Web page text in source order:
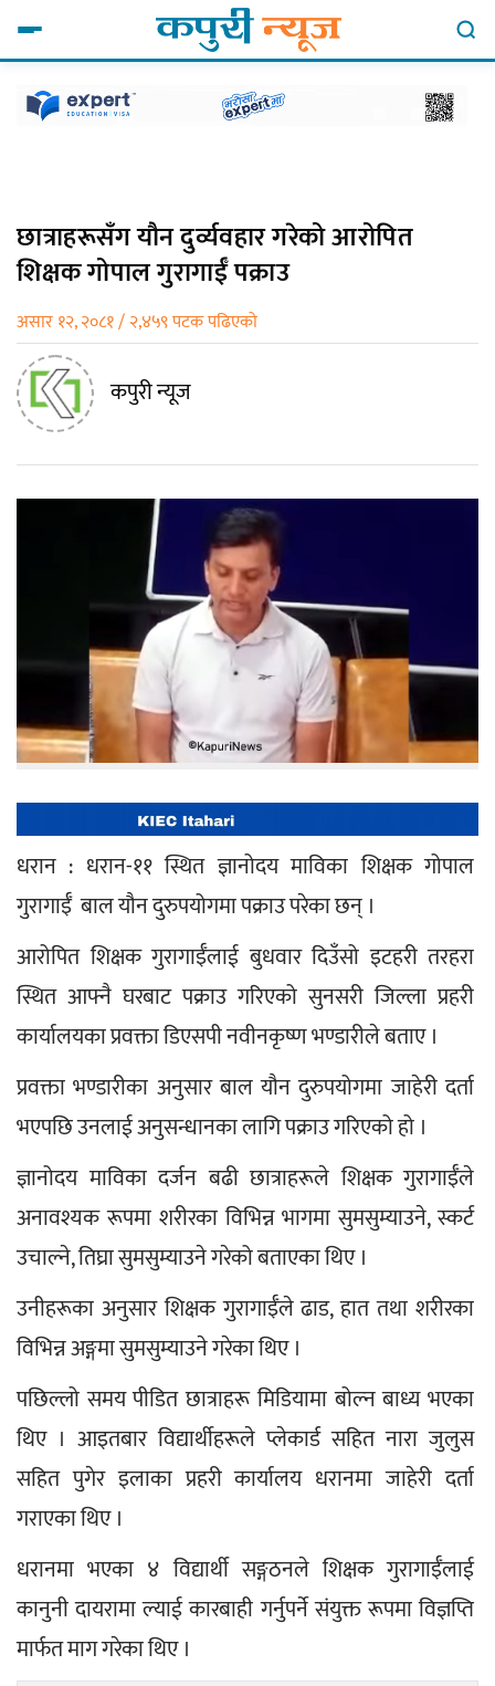
छात्राहरूसँग यौन दुर्व्यवहार गरेको आरोपित
शिक्षक गोपाल गुरागाईँ पक्राउ
असार १२, २०८१ / २,४५९ पटक पढिएको
कपुरी न्यूज
धरान : धरान-११ स्थित ज्ञानोदय माविका शिक्षक गोपाल
गुरागाईँ  बाल यौन दुरुपयोगमा पक्राउ परेका छन् ।
आरोपित शिक्षक गुरागाईँलाई बुधवार दिउँसो इटहरी तरहरा
स्थित आफ्नै घरबाट पक्राउ गरिएको सुनसरी जिल्ला प्रहरी
कार्यालयका प्रवक्ता डिएसपी नवीनकृष्ण भण्डारीले बताए ।
प्रवक्ता भण्डारीका अनुसार बाल यौन दुरुपयोगमा जाहेरी दर्ता
भएपछि उनलाई अनुसन्धानका लागि पक्राउ गरिएको हो ।
ज्ञानोदय माविका दर्जन बढी छात्राहरूले शिक्षक गुरागाईँले
अनावश्यक रूपमा शरीरका विभिन्न भागमा सुमसुम्याउने, स्कर्ट
उचाल्ने, तिघ्रा सुमसुम्याउने गरेको बताएका थिए ।
उनीहरूका अनुसार शिक्षक गुरागाईँले ढाड, हात तथा शरीरका
विभिन्न अङ्गमा सुमसुम्याउने गरेका थिए ।
पछिल्लो समय पीडित छात्राहरू मिडियामा बोल्न बाध्य भएका
थिए । आइतबार विद्यार्थीहरूले प्लेकार्ड सहित नारा जुलुस
सहित पुगेर इलाका प्रहरी कार्यालय धरानमा जाहेरी दर्ता
गराएका थिए ।
धरानमा भएका ४ विद्यार्थी सङ्गठनले शिक्षक गुरागाईँलाई
कानुनी दायरामा ल्याई कारबाही गर्नुपर्ने संयुक्त रूपमा विज्ञप्ति
मार्फत माग गरेका थिए ।